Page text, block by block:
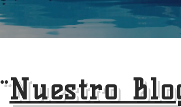
¨Nuestro